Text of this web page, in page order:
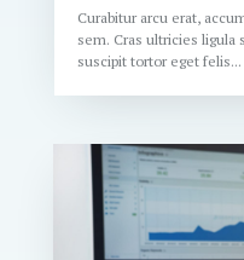
Curabitur arcu erat,
sem. Cras ultricies ligula
suscipit tortor eget felis...